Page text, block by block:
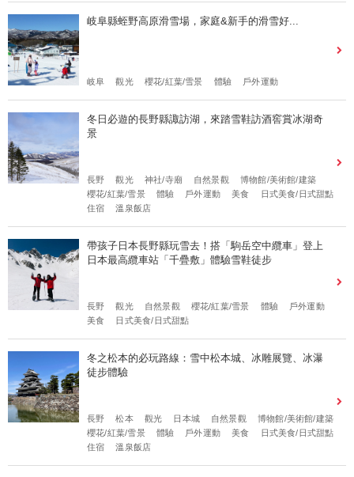
岐阜縣蛭野高原滑雪場，家庭&新手的滑雪好...
岐阜 觀光 櫻花/紅葉/雪景 體驗 戶外運動
冬日必遊的長野縣諏訪湖，來踏雪鞋訪酒窖賞冰湖奇
景
長野 觀光 神社/寺廟 自然景觀
博物館/美術館/建築
櫻花/紅葉/雪景
體驗 戶外運動 美食
日式美食/日式甜點
住宿
溫泉飯店
帶孩子日本長野縣玩雪去！搭「駒岳空中纜車」登上
日本最高纜車站「千疊敷」體驗雪鞋徒步
長野 觀光 自然景觀 櫻花/紅葉/雪景 體驗
戶外運動
美食
日式美食/日式甜點
冬之松本的必玩路線：雪中松本城、冰雕展覽、冰瀑
徒步體驗
長野 松本 觀光 日本城 自然景觀
博物館/美術館/建築
櫻花/紅葉/雪景
體驗 戶外運動 美食
日式美食/日式甜點
住宿
溫泉飯店